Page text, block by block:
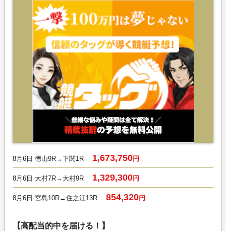
8月6日 徳山9R→下関1R 1,673,750円
8月6日 大村7R→大村9R 1,329,300円
8月6日 宮島10R→住之江13R 854,320円
【高配当的中を届ける！】